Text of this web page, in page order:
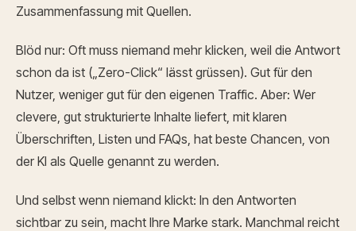
Zusammenfassung mit Quellen.
Blöd nur: Oft muss niemand mehr klicken, weil die Antwort
schon da ist („Zero-Click“ lässt grüssen). Gut für den
Nutzer, weniger gut für den eigenen Traffic. Aber: Wer
clevere, gut strukturierte Inhalte liefert, mit klaren
Überschriften, Listen und FAQs, hat beste Chancen, von
der KI als Quelle genannt zu werden.
Und selbst wenn niemand klickt: In den Antworten
sichtbar zu sein, macht Ihre Marke stark. Manchmal reicht